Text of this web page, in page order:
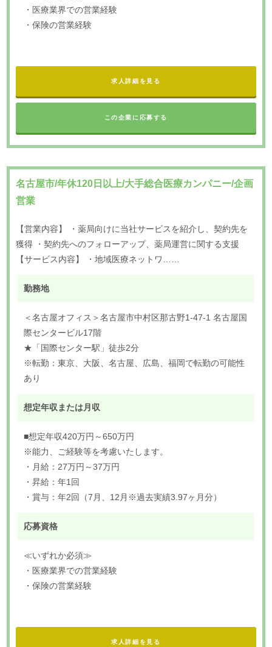
・医療業界での営業経験
・保険の営業経験
求人詳細を見る
この企業に応募する
名古屋市/年休120日以上/大手総合医療カンパニー/企画
営業
【営業内容】 ・薬局向けに当社サービスを紹介し、契約先を
獲得 ・契約先へのフォローアップ、薬局運営に関する支援
【サービス内容】 ・地域医療ネットワ……
勤務地
＜名古屋オフィス＞名古屋市中村区那古野1-47-1 名古屋国
際センタービル17階
★「国際センター駅」徒歩2分
※転勤：東京、大阪、名古屋、広島、福岡で転勤の可能性
あり
想定年収または月収
■想定年収420万円～650万円
※能力、ご経験等を考慮いたします。
・月給：27万円～37万円
・昇給：年1回
・賞与：年2回（7月、12月※過去実績3.97ヶ月分）
応募資格
≪いずれか必須≫
・医療業界での営業経験
・保険の営業経験
求人詳細を見る